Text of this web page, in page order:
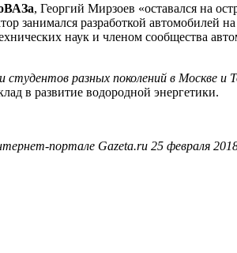
, Георгий Мирзоев «оставался на
занимался разработкой
наук и членом cообщества
разных поколений в Москве и
в развитие водородной энергетики.
портале Gazeta.ru 25 февраля